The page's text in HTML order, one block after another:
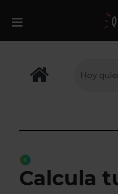
Calcula